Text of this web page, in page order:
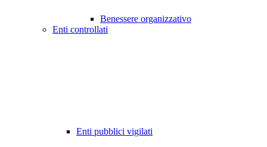
Benessere organizzativo
Enti controllati
Enti pubblici vigilati